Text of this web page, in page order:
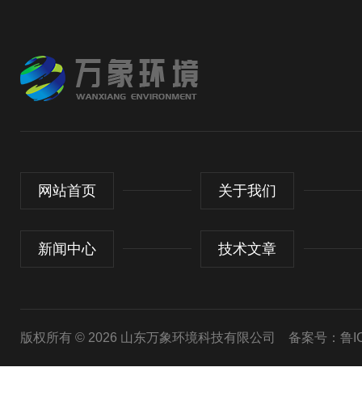
网站首页 关于我们
新闻中心 技术文章
版权所有 © 2026 山东万象环境科技有限公司 备案号：鲁